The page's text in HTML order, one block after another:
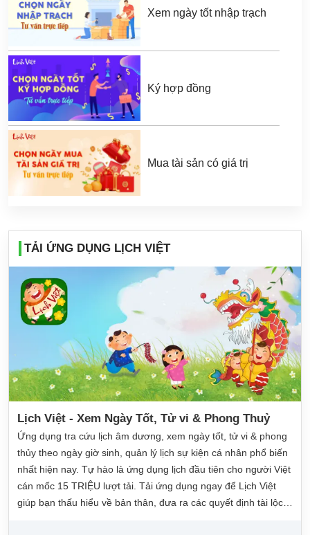
Xem ngày tốt nhập trạch
Ký hợp đồng
Mua tài sản có giá trị
TẢI ỨNG DỤNG LỊCH VIỆT
Lịch Việt - Xem Ngày Tốt, Tử vi & Phong Thuỷ
Ứng dụng tra cứu lịch âm dương, xem ngày tốt, tử vi & phong
thủy theo ngày giờ sinh, quản lý lịch sự kiện cá nhân phổ biến
nhất hiện nay. Tự hào là ứng dụng lịch đầu tiên cho người Việt
cán mốc 15 TRIỆU lượt tải. Tải ứng dụng ngay để Lịch Việt
giúp bạn thấu hiểu về bản thân, đưa ra các quyết định tài lộc,